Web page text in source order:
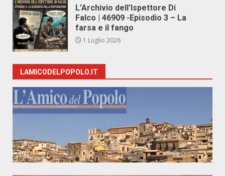
L’Archivio dell’Ispettore Di
Falco | 46909 -Episodio 3 – La
farsa e il fango
1 Luglio 2026
LAMICODELPOPOLO.IT